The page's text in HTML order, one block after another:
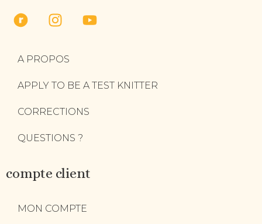
A PROPOS
APPLY TO BE A TEST KNITTER
CORRECTIONS
QUESTIONS ?
compte client
MON COMPTE